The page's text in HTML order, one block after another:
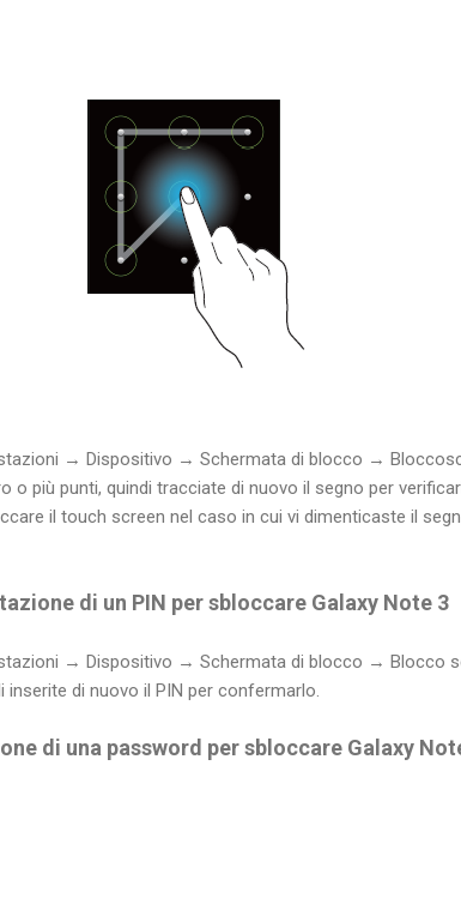
→ Dispositivo → Schermata di blocco →
o più punti, quindi tracciate di nuovo il segno per
il touch screen nel caso in cui vi dimenticaste il
di un PIN per sbloccare Galaxy Note 3
→ Dispositivo → Schermata di blocco → Blocco
di nuovo il PIN per confermarlo.
di una password per sbloccare Galaxy